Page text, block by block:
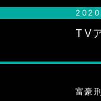
TV
富豪